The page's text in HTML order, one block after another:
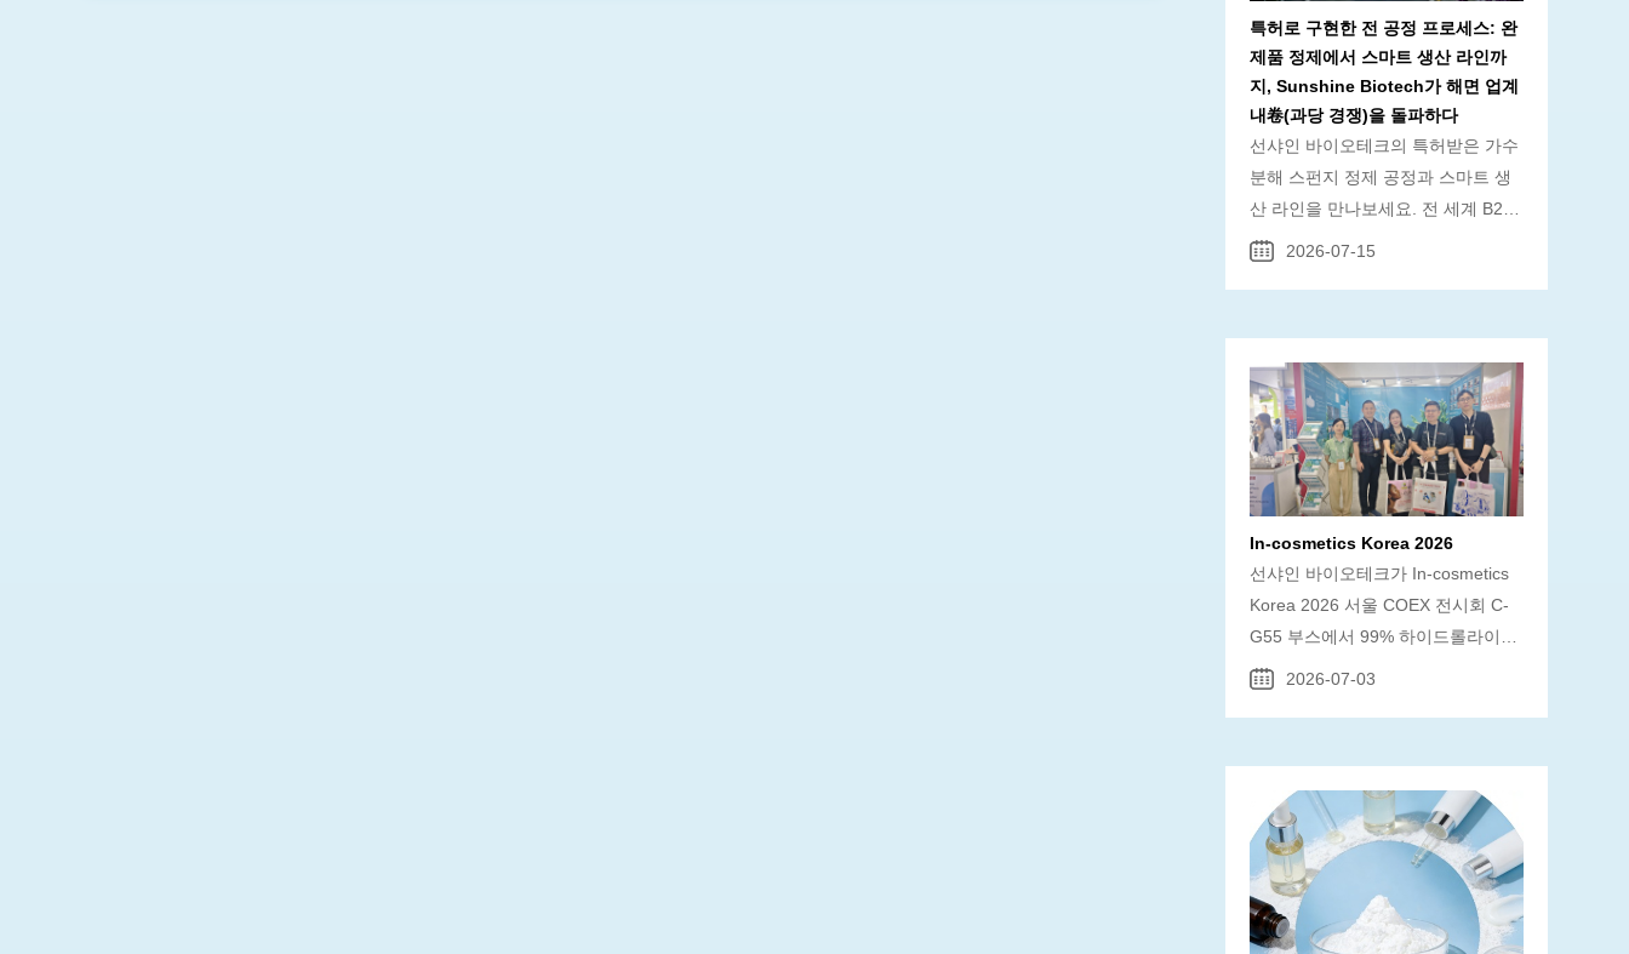
특허로 구현한 전 공정 프로세스: 완
제품 정제에서 스마트 생산 라인까
지, Sunshine Biotech가 해면 업계
내卷(과당 경쟁)을 돌파하다
선샤인 바이오테크의 특허받은 가수
분해 스펀지 정제 공정과 스마트 생
산 라인을 만나보세요. 전 세계 B2B
화장품 공급망을 위한 표준화된 고순
2026-07-15
In-cosmetics Korea 2026
선샤인 바이오테크가 In-cosmetics
Korea 2026 서울 COEX 전시회 C-
G55 부스에서 99% 하이드롤라이즈
드 해면 스피큘과 전체 SQT 스피큘
및 시세이도의 공식 공급업체입니다.
2026-07-03